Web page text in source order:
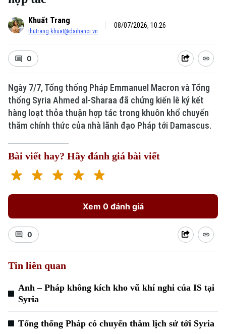
Xu hướng
Khuất Trang
thutrang.khuat@daihanoi.vn
08/07/2026, 10:26
0
Ngày 7/7, Tổng thống Pháp Emmanuel Macron và Tổng
thống Syria Ahmed al-Sharaa đã chứng kiến lễ ký kết
hàng loạt thỏa thuận hợp tác trong khuôn khổ chuyến
thăm chính thức của nhà lãnh đạo Pháp tới Damascus.
Bài viết hay? Hãy đánh giá bài viết
Xem 0 đánh giá
0
Tin liên quan
Anh – Pháp không kích kho vũ khí nghi của IS tại
Syria
Tổng thống Pháp có chuyến thăm lịch sử tới Syria